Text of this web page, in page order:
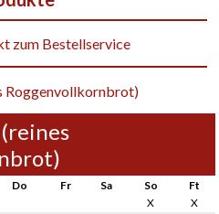
zum Bestellservice
Do Fr Sa So
Ft
X
X